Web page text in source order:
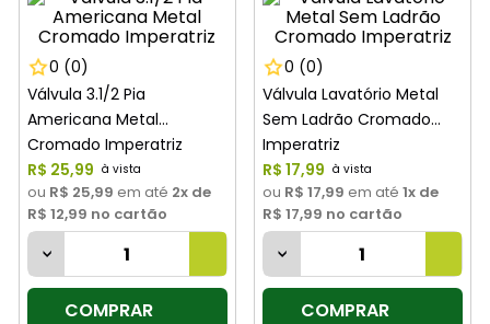
9º
torneira
10º vaso sanitário
0 (0)
Válvula 3.1/2 Pia
Americana Metal
Cromado Imperatriz
R$ 25,99
ou R$ 25,99 em até 2x de
R$ 12,99 no cartão
COMPRAR
0 (0)
Válvula Lavatório Metal
Sem Ladrão Cromado
Imperatriz
R$ 17,99
ou R$ 17,99 em até 1x de
R$ 17,99 no cartão
COMPRAR